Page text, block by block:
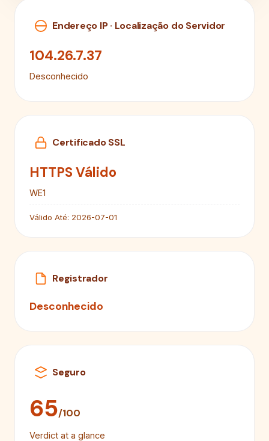
Endereço IP · Localização do Servidor
104.26.7.37
Desconhecido
Certificado SSL
HTTPS Válido
WE1
Válido Até: 2026-07-01
Registrador
Desconhecido
Seguro
65/100
Verdict at a glance